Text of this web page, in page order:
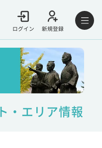
ログイン 新規登録
・エリア情報